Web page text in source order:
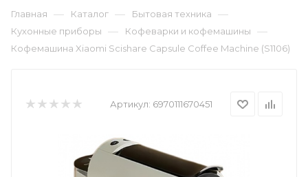
Главная — Каталог — Бытовая техника —
Кухонные приборы — Кофеварки и кофемашины —
Кофемашина Xiaomi Scishare Capsule Coffee Machine (S1106)
Артикул: 6970111670451